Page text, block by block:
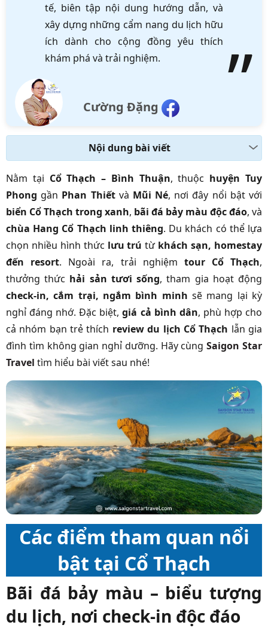
tế, biên tập nội dung hướng dẫn, và
xây dựng những cẩm nang du lịch hữu
ích dành cho cộng đồng yêu thích
khám phá và trải nghiệm.
Cường Đặng
Nội dung bài viết
Nằm tại Cổ Thạch – Bình Thuận, thuộc huyện Tuy
Phong gần Phan Thiếtvà Mũi Né, nơi đây nổi bật với
biển Cổ Thạch trong xanh, bãi đá bảy màu độc đáo, và
chùa Hang Cổ Thạch linh thiêng. Du khách có thể lựa
chọn nhiều hình thức lưu trú từ khách sạn, homestay
đến resort. Ngoài ra, trải nghiệm tour Cổ Thạch,
thưởng thức hải sản tươi sống, tham gia hoạt động
check-in, cắm trại, ngắm bình minh sẽ mang lại kỳ
nghỉ đáng nhớ. Đặc biệt,giá cả bình dân, phù hợp cho
cả nhóm bạn trẻ thích review du lịch Cổ Thạch lẫn gia
đình tìm không gian nghỉ dưỡng. Hãy cùngSaigon Star
Travel tìm hiểu bài viết sau nhé!
Các điểm tham quan nổi
bật tại Cổ Thạch
Bãi đá bảy màu – biểu tượng
du lịch, nơi check-in độc đáo